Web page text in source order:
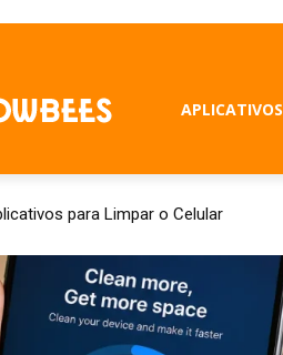
APLICATIVOS
para Limpar o Celular